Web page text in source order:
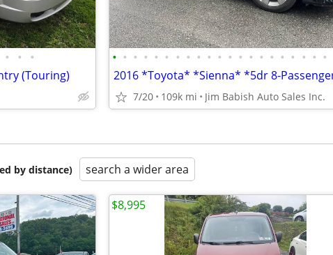
• • •
(Touring)
• • • • • • • • • • • • • • • • • • • • •
7/20 109k mi Jim Babish Auto Sales Inc.
by distance) search a wider area
$8,995